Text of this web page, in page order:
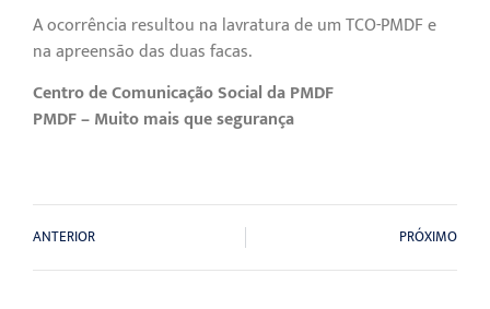
A ocorrência resultou na lavratura de um TCO-PMDF e
na apreensão das duas facas.
Centro de Comunicação Social da PMDF
PMDF – Muito mais que segurança
ANTERIOR PRÓXIMO